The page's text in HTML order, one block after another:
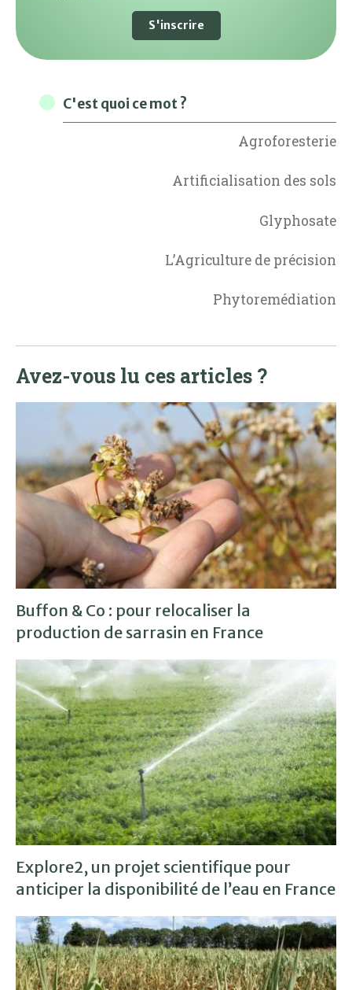
S'inscrire
C'est quoi ce mot ?
Agroforesterie
Artificialisation des sols
Glyphosate
L’Agriculture de précision
Phytoremédiation
Avez-vous lu ces articles ?
Buffon & Co : pour relocaliser la
production de sarrasin en France
Explore2, un projet scientifique pour
anticiper la disponibilité de l’eau en France